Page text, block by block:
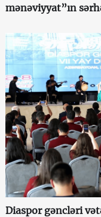
mənəviyyat”ın
Diaspor gəncləri